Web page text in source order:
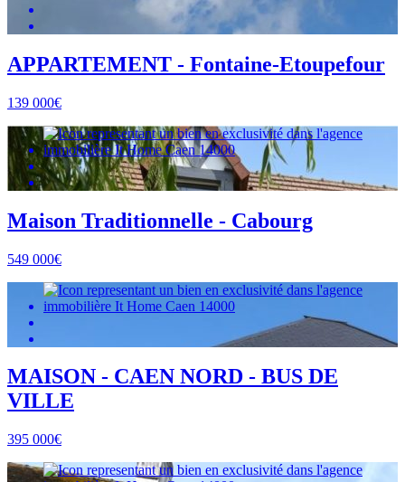
APPARTEMENT - Fontaine-Etoupefour
139 000€
Maison Traditionnelle - Cabourg
549 000€
MAISON - CAEN NORD - BUS DE
VILLE
395 000€